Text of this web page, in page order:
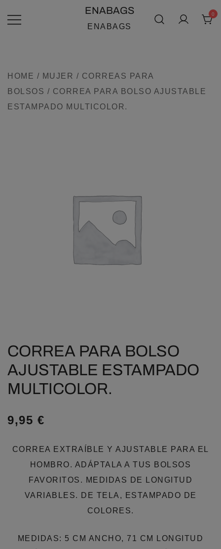
AL
ENABAGS
ENABAGS
0
HOME / MUJER / CORREAS PARA
BOLSOS / CORREA PARA BOLSO AJUSTABLE
ESTAMPADO MULTICOLOR.
CORREA PARA BOLSO
AJUSTABLE ESTAMPADO
MULTICOLOR.
9,95 €
CORREA EXTRAÍBLE Y AJUSTABLE PARA EL
HOMBRO. ADÁPTALA A TUS BOLSOS
FAVORITOS. MEDIDAS DE LONGITUD
VARIABLES. DE TELA, ESTAMPADO DE
COLORES.
MEDIDAS: 5 CM ANCHO, 71 CM LONGITUD